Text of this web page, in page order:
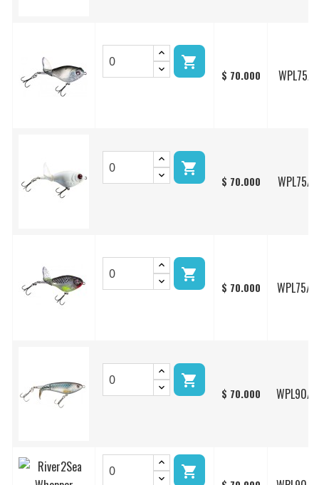

$ 70.000 WPL75/

$ 70.000 WPL75/

$ 70.000 WPL75/

$ 70.000 WPL90/
